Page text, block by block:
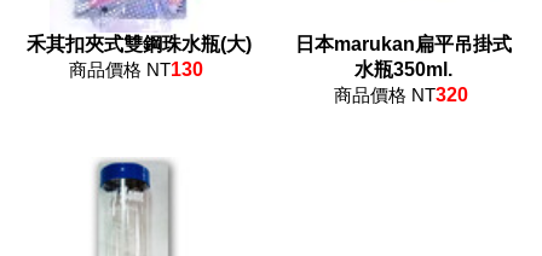
禾其扣夾式雙鋼珠水瓶(大)
商品價格 NT130
日本marukan扁平吊掛式
水瓶350ml.
商品價格 NT320